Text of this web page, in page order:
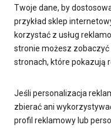
Twoje dane, by
przykład sklep
korzystać z usług
stronie możesz
stronach, które pokazują
Jeśli personalizacja
zbierać ani
profil reklamowy lub